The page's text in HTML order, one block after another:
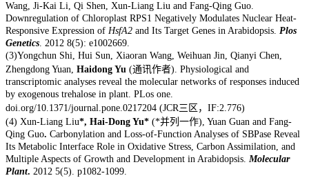
Wang, Ji-Kai Li, Qi Shen, Xun-Liang Liu and Fang-Qing Guo.
Downregulation of Chloroplast RPS1 Negatively Modulates Nuclear Heat-
Responsive Expression of HsfA2 and Its Target Genes in Arabidopsis. Plos
Genetics. 2012 8(5): e1002669.
(3)Yongchun Shi, Hui Sun, Xiaoran Wang, Weihuan Jin, Qianyi Chen,
Zhengdong Yuan, Haidong Yu (通讯作者). Physiological and
transcriptomic analyses reveal the molecular networks of responses induced
by exogenous trehalose in plant. PLos one.
doi.org/10.1371/journal.pone.0217204 (JCR三区，IF:2.776)
(4) Xun-Liang Liu*, Hai-Dong Yu* (*并列一作), Yuan Guan and Fang-
Qing Guo. Carbonylation and Loss-of-Function Analyses of SBPase Reveal
Its Metabolic Interface Role in Oxidative Stress, Carbon Assimilation, and
Multiple Aspects of Growth and Development in Arabidopsis. Molecular
Plant. 2012 5(5). p1082-1099.